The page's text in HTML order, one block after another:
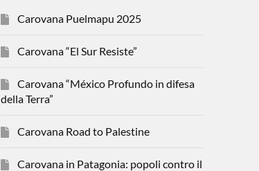
Carovana Puelmapu 2025
Carovana “El Sur Resiste”
Carovana “México Profundo in difesa
della Terra”
Carovana Road to Palestine
Carovana in Patagonia: popoli contro il